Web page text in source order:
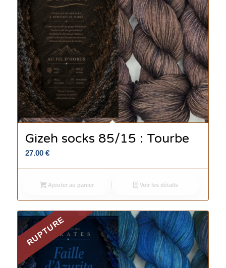
Gizeh socks 85/15 : Tourbe
27.00 €
Ajouter au panier Voir les détails
RUPTURE